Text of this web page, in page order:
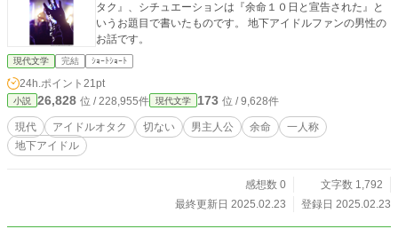
タク』、シチュエーションは『余命１０日と宣告された』と
いうお題目で書いたものです。 地下アイドルファンの男性の
お話です。
現代文学 完結 ｼｮｰﾄｼｮｰﾄ
24h.ポイント 21pt
小説 26,828 位 / 228,955件 現代文学 173 位 / 9,628件
現代 アイドルオタク 切ない 男主人公 余命
一人称
地下アイドル
感想数 0
文字数 1,792
最終更新日 2025.02.23
登録日 2025.02.23